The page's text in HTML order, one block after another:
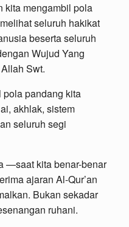
kita mengambil pola
seluruh hakikat
beserta seluruh
Wujud Yang
Swt.
pandang kita
akhlak, sistem
seluruh segi
—saat kita benar-benar
ajaran Al-Qur’an
Bukan sekadar
ruhani.